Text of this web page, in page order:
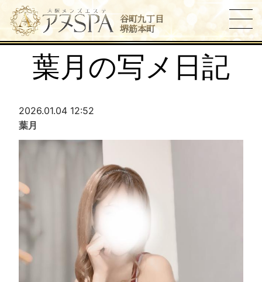
谷町九丁目
堺筋本町
葉月の写メ日記
2026.01.04 12:52
葉月